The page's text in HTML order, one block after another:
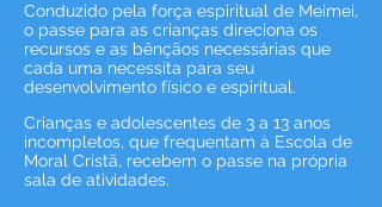
Conduzido pela força espiritual de Meimei,
o passe para as crianças direciona os
recursos e as bênçãos necessárias que
cada uma necessita para seu
desenvolvimento físico e espiritual.
Crianças e adolescentes de 3 a 13 anos
incompletos, que frequentam à Escola de
Moral Cristã, recebem o passe na própria
sala de atividades.